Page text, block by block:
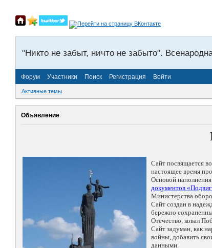
"Никто не забыт, ничто не забыто".
Форум Участники Поиск Регистрация Войти
Активные темы
Объявление
Сайт посвящается
настоящее время
Основой
документов
Министерства
Сайт создан в
бережно
Отечество, ковал
Сайт задуман, как
войны, добавить
данными.